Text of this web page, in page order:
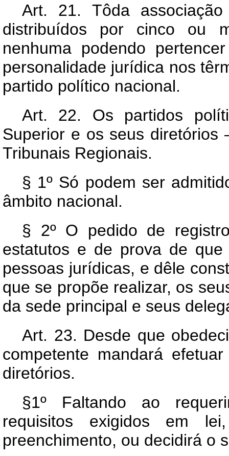
Art. 21. Tôda
distribuídos por cinco ou
nenhuma podendo
personalidade jurídica nos
partido político nacional.
Art. 22. Os partidos
Superior e os seus diretórios
Tribunais Regionais.
§ 1º Só podem ser
âmbito nacional.
§ 2º O pedido de
estatutos e de prova de
pessoas jurídicas, e dêle
que se propõe realizar, os
da sede principal e seus
Art. 23. Desde que
competente mandará
diretórios.
§1º Faltando ao
requisitos exigidos em
preenchimento, ou decidirá o